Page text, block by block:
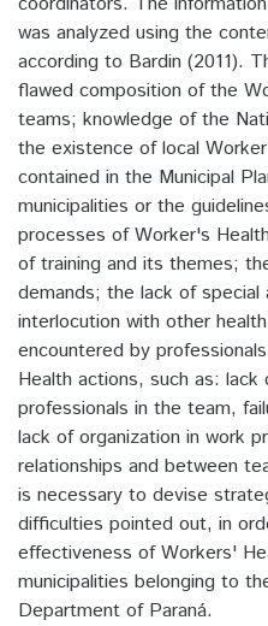
was analyzed using the
according to Bardin (2011).
flawed composition of the
teams; knowledge of the
the existence of local
contained in the Municipal
municipalities or the
processes of Worker's
of training and its themes;
demands; the lack of
interlocution with other
encountered by
Health actions, such as:
professionals in the team,
lack of organization in work
relationships and between
is necessary to devise
difficulties pointed out, in
effectiveness of Workers'
municipalities belonging to
Department of Paraná.